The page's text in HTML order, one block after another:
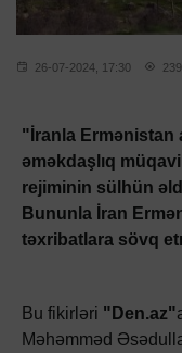
26-07-2024, 17:30 239
"İranla Ermənistan
əməkdaşlıq
rejiminin sülhün
Bununla İran
təxribatlara sövq
Bu fikirləri "Den.az"
Məhəmməd